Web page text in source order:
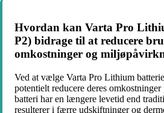
Hvordan kan Varta Pro
P2) bidrage til at reducere
omkostninger og
Ved at vælge Varta Pro Lithium
potentielt reducere deres
batteri har en længere levetid end
resulterer i færre udskiftninger og